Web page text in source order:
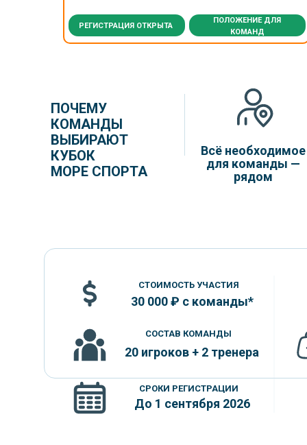
РЕГИСТРАЦИЯ ОТКРЫТА
ПОЛОЖЕНИЕ ДЛЯ
КОМАНД
ПОЧЕМУ
КОМАНДЫ
ВЫБИРАЮТ
КУБОК
МОРЕ СПОРТА
Всё необходимое
для команды —
рядом
СТОИМОСТЬ УЧАСТИЯ
30 000 ₽ с команды*
СОСТАВ КОМАНДЫ
20 игроков + 2 тренера
СРОКИ РЕГИСТРАЦИИ
До 1 сентября 2026